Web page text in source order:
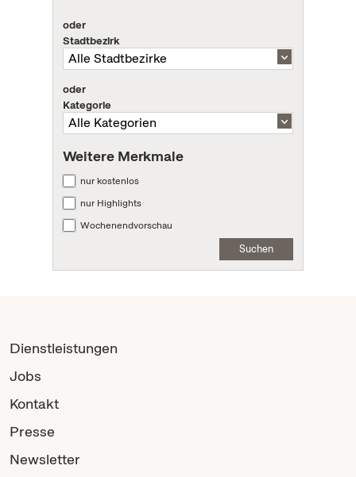
oder
Stadtbezirk
oder
Kategorie
Weitere Merkmale
nur kostenlos
nur Highlights
Wochenendvorschau
Suchen
Dienstleistungen
Jobs
Kontakt
Presse
Newsletter